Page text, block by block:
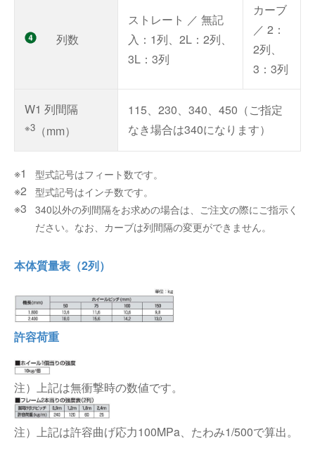
列数
ストレート ／ 無記
入：1列、2L：2列、
3L：3列
カーブ
／ 2：
2列、
3：3列
W1 列間隔
※3 （mm）
115、230、340、450（ご指定
なき場合は340になります）
型式記号はフィート数です。
型式記号はインチ数です。
340以外の列間隔をお求めの場合は、ご注文の際にご指示く
ださい。なお、カーブは列間隔の変更ができません。
本体質量表（2列）
許容荷重
注）上記は無衝撃時の数値です。
注）上記は許容曲げ応力100MPa、たわみ1/500で算出。